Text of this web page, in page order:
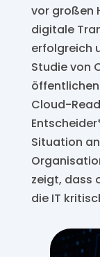
vor großen
digitale
erfolgreich
Studie von
Cloud-
Situation
zeigt, dass
die IT